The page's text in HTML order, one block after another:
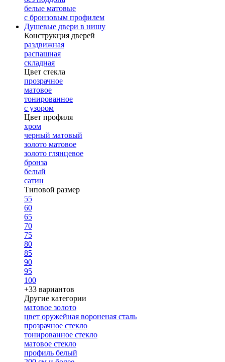
белые матовые
с бронзовым профилем
Душевые двери в нишу
Конструкция дверей
раздвижная
распашная
складная
Цвет стекла
прозрачное
матовое
тонированное
с узором
Цвет профиля
хром
черный матовый
золото матовое
золото глянцевое
бронза
белый
сатин
Типовой размер
55
60
65
70
75
80
85
90
95
100
+33 вариантов
Другие категории
матовое золото
цвет оружейная вороненая сталь
прозрачное стекло
тонированное стекло
матовое стекло
профиль белый